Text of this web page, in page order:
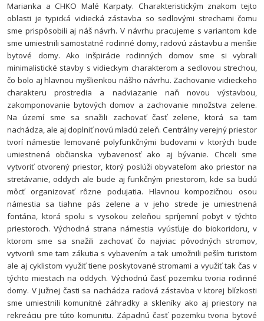
Marianka a CHKO Malé Karpaty. Charakteristickým znakom tejto
oblasti je typická vidiecká zástavba so sedlovými strechami čomu
sme prispôsobili aj náš návrh. V návrhu pracujeme s variantom kde
sme umiestnili samostatné rodinné domy, radovú zástavbu a menšie
bytové domy. Ako inšpirácie rodinných domov sme si vybrali
minimalistické stavby s vidieckym charakterom a sedlovou strechou,
čo bolo aj hlavnou myšlienkou nášho návrhu. Zachovanie vidieckeho
charakteru prostredia a nadviazanie naň novou výstavbou,
zakomponovanie bytových domov a zachovanie množstva zelene.
Na území sme sa snažili zachovať časť zelene, ktorá sa tam
nachádza, ale aj doplniť novú mladú zeleň. Centrálny verejný priestor
tvorí námestie lemované polyfunkčnými budovami v ktorých bude
umiestnená občianska vybavenosť ako aj bývanie. Chceli sme
vytvoriť otvorený priestor, ktorý poslúži obyvateľom ako priestor na
stretávanie, oddych ale bude aj funkčným priestorom, kde sa budú
môcť organizovať rôzne podujatia. Hlavnou kompozičnou osou
námestia sa tiahne pás zelene a v jeho strede je umiestnená
fontána, ktorá spolu s vysokou zeleňou spríjemní pobyt v týchto
priestoroch. Východná strana námestia vyúsťuje do biokoridoru, v
ktorom sme sa snažili zachovať čo najviac pôvodných stromov,
vytvorili sme tam zákutia s vybavením a tak umožnili peším turistom
ale aj cyklistom využiť tiene poskytované stromami a využiť tak čas v
týchto miestach na oddych. Východnú časť pozemku tvoria rodinné
domy. V južnej časti sa nachádza radová zástavba v ktorej blízkosti
sme umiestnili komunitné záhradky a skleníky ako aj priestory na
rekreáciu pre túto komunitu. Západnú časť pozemku tvoria bytové